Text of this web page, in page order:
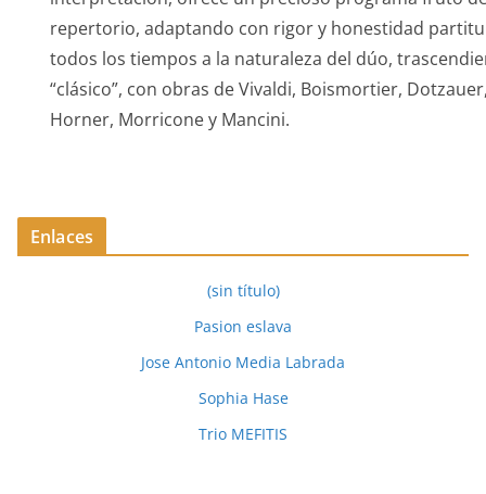
repertorio, adaptando con rigor y honestidad
todos los tiempos a la naturaleza del dúo,
“clásico”, con obras de Vivaldi, Boismortier,
Horner, Morricone y Mancini.
Enlaces
(sin título)
Pasion eslava
Jose Antonio Media Labrada
Sophia Hase
Trio MEFITIS